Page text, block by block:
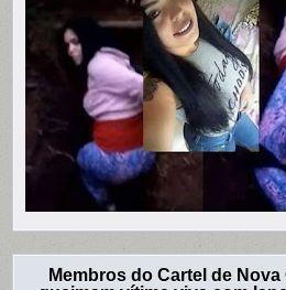
Membros do Cartel de